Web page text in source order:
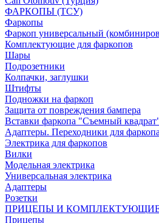
ФАРКОПЫ (ТСУ)
Фаркопы
Фаркоп универсальный
Комплектующие для фаркопов
Шары
Подрозетники
Колпачки, заглушки
Штифты
Подножки на фаркоп
Защита от повреждения бампера
Вставки фаркопа "Съемный
Адаптеры. Переходники для фаркопа
Электрика для фаркопов
Вилки
Модельная электрика
Универсальная электрика
Адаптеры
Розетки
ПРИЦЕПЫ И
Прицепы